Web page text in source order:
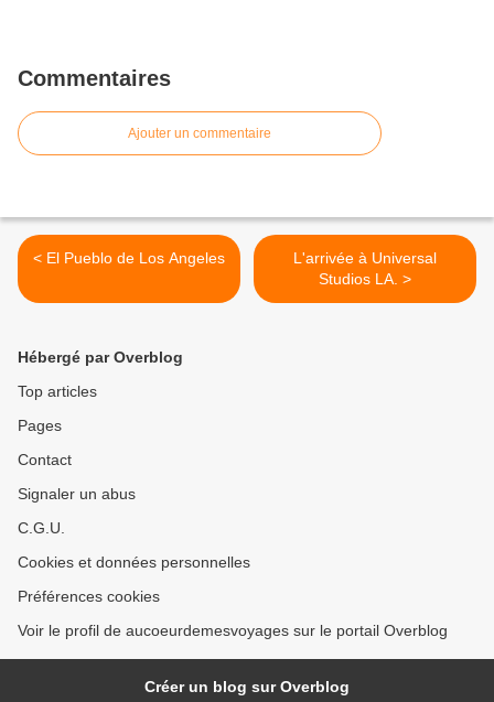
Commentaires
Ajouter un commentaire
< El Pueblo de Los Angeles
L'arrivée à Universal
Studios LA. >
Hébergé par Overblog
Top articles
Pages
Contact
Signaler un abus
C.G.U.
Cookies et données personnelles
Préférences cookies
Voir le profil de aucoeurdemesvoyages sur le portail Overblog
Créer un blog sur Overblog